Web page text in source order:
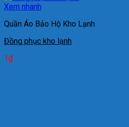
Xem nhanh
Quần Áo Bảo Hộ Kho Lạnh
Đồng phục kho lạnh
1₫